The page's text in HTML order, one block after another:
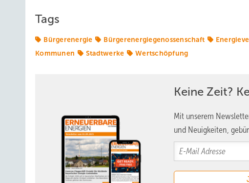
Tags
Bürgerenergie Bürgerenergiegenossenschaft
Kommunen
Stadtwerke Wertschöpfung
Keine Zeit?
Mit unserem
und Neuigkeiten,